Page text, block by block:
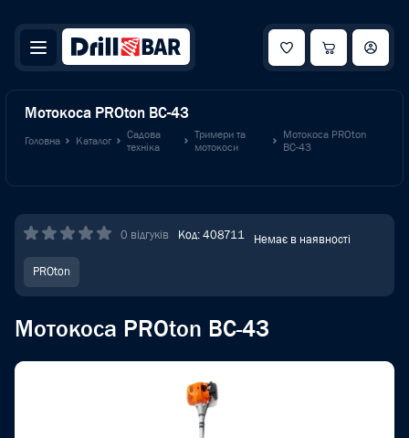
Мотокоса PROton BC-43
Головна Каталог
Садова
техніка
Тримери та
мотокоси
Мотокоса PROton
BC-43
0 відгуків Код: 408711 Немає в наявності
PROton
Мотокоса PROton BC-43